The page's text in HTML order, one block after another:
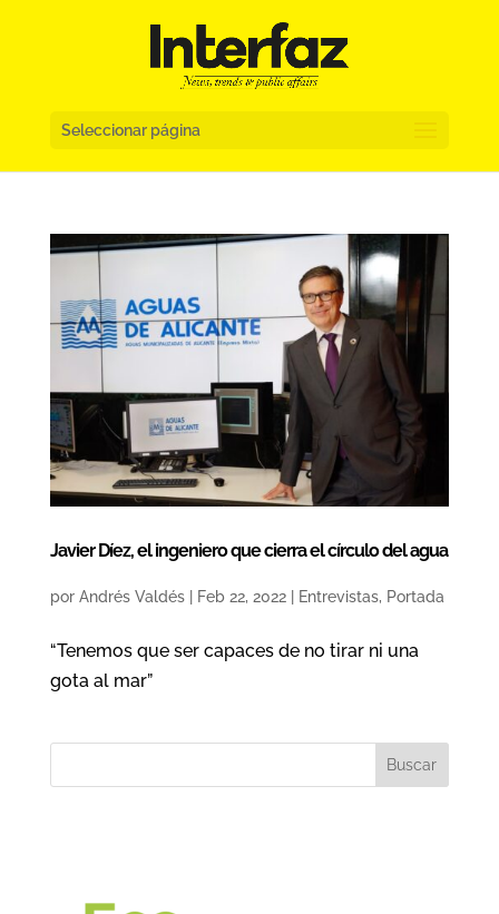
Seleccionar página
Javier Díez, el ingeniero que cierra el círculo del agua
por Andrés Valdés| Feb 22, 2022| Entrevistas, Portada
“Tenemos que ser capaces de no tirar ni una
gota al mar”
Buscar